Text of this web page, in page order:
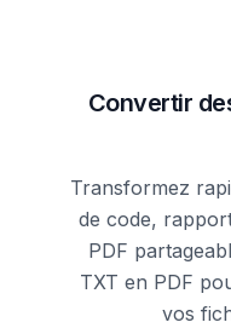
Convertir
Transformez
de code,
PDF
TXT en PDF
vos